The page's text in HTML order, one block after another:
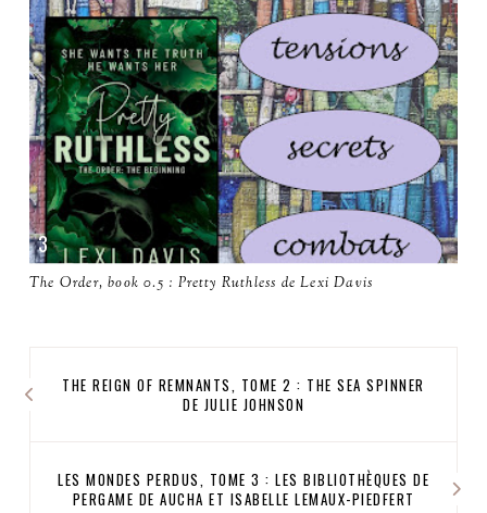
The Order, book 0.5 : Pretty Ruthless de Lexi Davis
THE REIGN OF REMNANTS, TOME 2 : THE SEA SPINNER
DE JULIE JOHNSON
LES MONDES PERDUS, TOME 3 : LES BIBLIOTHÈQUES DE
PERGAME DE AUCHA ET ISABELLE LEMAUX-PIEDFERT